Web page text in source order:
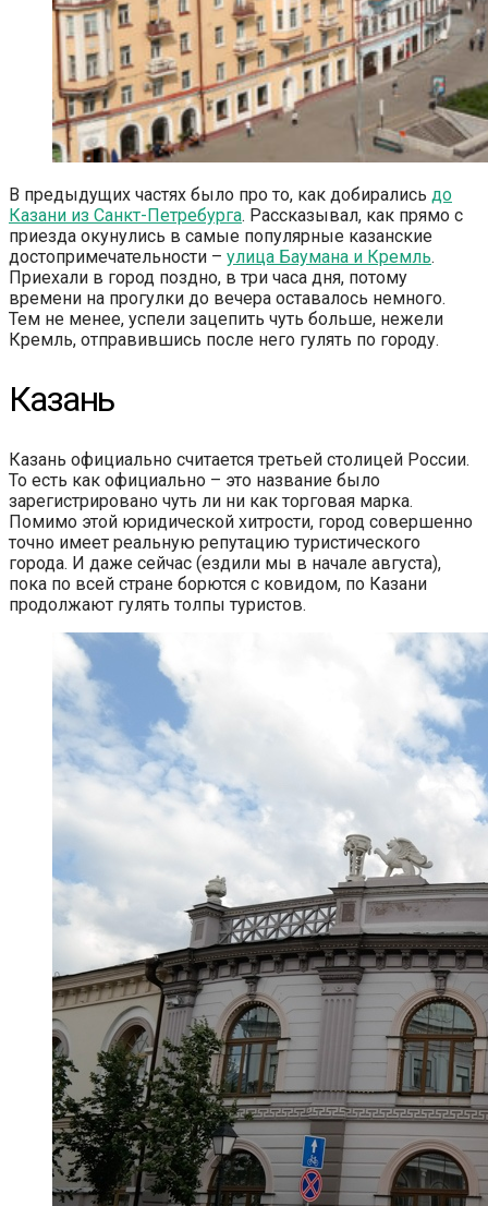
В предыдущих частях было про то, как добирались до
Казани из Санкт-Петребурга. Рассказывал, как прямо с
приезда окунулись в самые популярные казанские
достопримечательности – улица Баумана и Кремль.
Приехали в город поздно, в три часа дня, потому
времени на прогулки до вечера оставалось немного.
Тем не менее, успели зацепить чуть больше, нежели
Кремль, отправившись после него гулять по городу.
Казань
Казань официально считается третьей столицей России.
То есть как официально – это название было
зарегистрировано чуть ли ни как торговая марка.
Помимо этой юридической хитрости, город совершенно
точно имеет реальную репутацию туристического
города. И даже сейчас (ездили мы в начале августа),
пока по всей стране борются с ковидом, по Казани
продолжают гулять толпы туристов.